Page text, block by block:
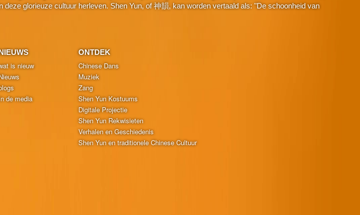
glorieuze cultuur herleven. Shen Yun, of 神韻, kan worden vertaald als: "De schoonheid van
is nieuw
de media
ONTDEK
Chinese Dans
Muziek
Zang
Shen Yun Kostuums
Digitale Projectie
Shen Yun Rekwisieten
Verhalen en Geschiedenis
Shen Yun en traditionele Chinese Cultuur